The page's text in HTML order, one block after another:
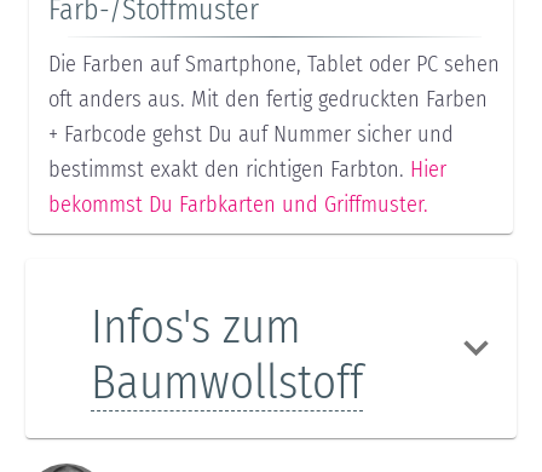
Farb-/Stoffmuster
Die Farben auf Smartphone, Tablet oder PC sehen
oft anders aus. Mit den fertig gedruckten Farben
+ Farbcode gehst Du auf Nummer sicher und
bestimmst exakt den richtigen Farbton. Hier
bekommst Du Farbkarten und Griffmuster.
Infos's zum
Baumwollstoff